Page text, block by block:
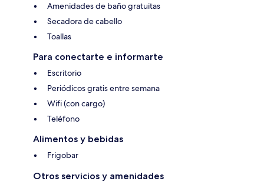
Amenidades de baño gratuitas
Secadora de cabello
Toallas
Para conectarte e informarte
Escritorio
Periódicos gratis entre semana
Wifi (con cargo)
Teléfono
Alimentos y bebidas
Frigobar
Otros servicios y amenidades